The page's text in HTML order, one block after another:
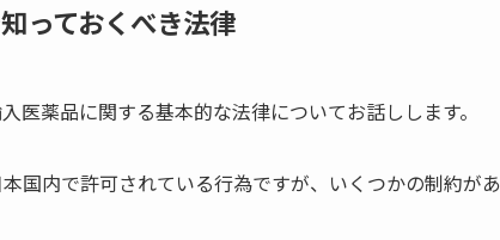
っておくべき法律
医薬品に関する基本的な法律についてお話しします。
国内で許可されている行為ですが、いくつかの制約が